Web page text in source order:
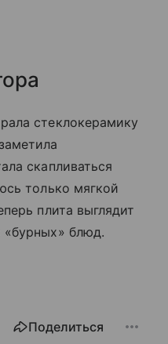
стеклокерамику
скапливаться
только мягкой
плита выглядит
блюд.
Поделиться